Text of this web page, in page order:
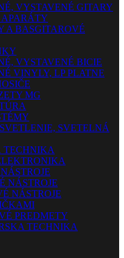
VYSTAVENÉ GITARY
A BASGITAROVÉ
VYSTAVENÉ BICIE
VINYLY, LP PLATNE
MG
SVETELNÁ
TECHNIKA
NÁSTROJE
NÁSTROJE
PREDMETY
TECHNIKA